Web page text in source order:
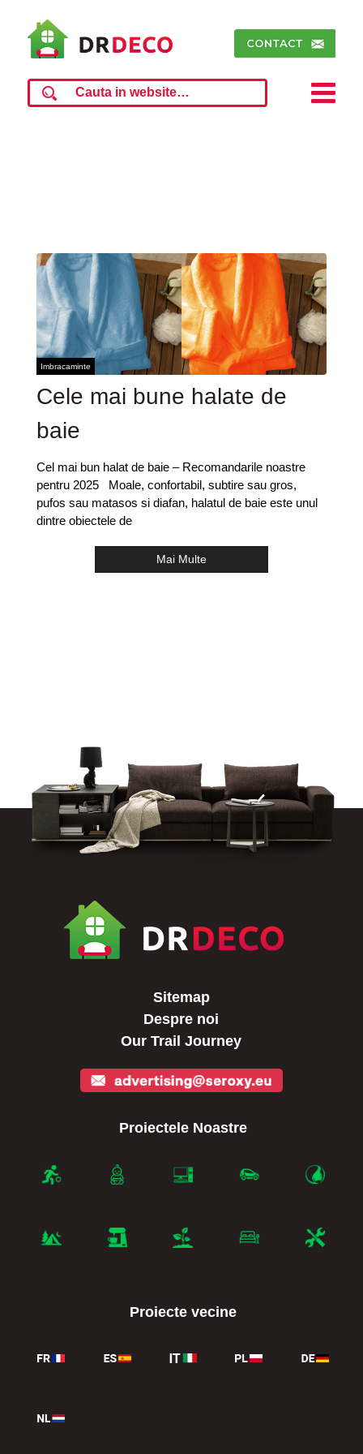
Imbracaminte
Cele mai bune halate de
baie
Cel mai bun halat de baie – Recomandarile noastre
pentru 2025 Moale, confortabil, subtire sau gros,
pufos sau matasos si diafan, halatul de baie este unul
dintre obiectele de
Mai Multe
Sitemap
Despre noi
Our Trail Journey
Proiectele Noastre
Proiecte vecine